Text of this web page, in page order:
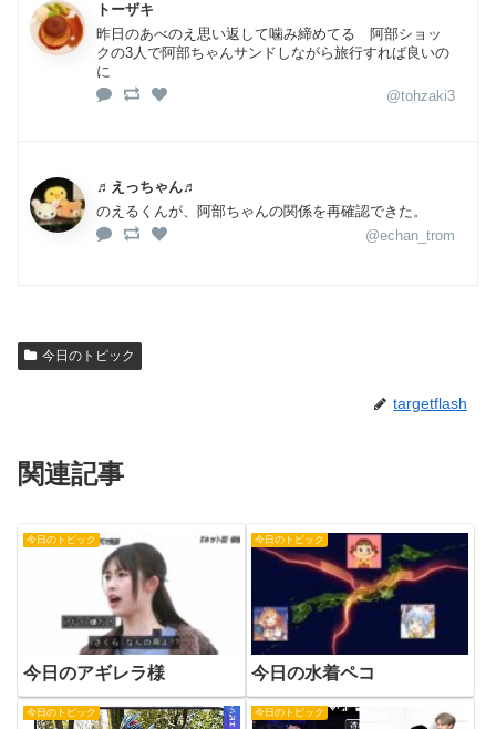
トーザキ
昨日のあべのえ思い返して噛み締めてる 阿部ショッ
クの3人で阿部ちゃんサンドしながら旅行すれば良いの
に
@tohzaki3
♬えっちゃん♬
のえるくんが、阿部ちゃんの関係を再確認できた。
@echan_trom
今日のトピック
targetflash
関連記事
今日のトピック
今日のアギレラ様
今日のトピック
今日の水着ペコ
今日のトピック 今日のトピック